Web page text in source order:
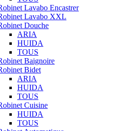
Lavabo Encastrer
Lavabo XXL
Douche
ARIA
HUIDA
TOUS
Baignoire
Bidet
ARIA
HUIDA
TOUS
Cuisine
HUIDA
TOUS